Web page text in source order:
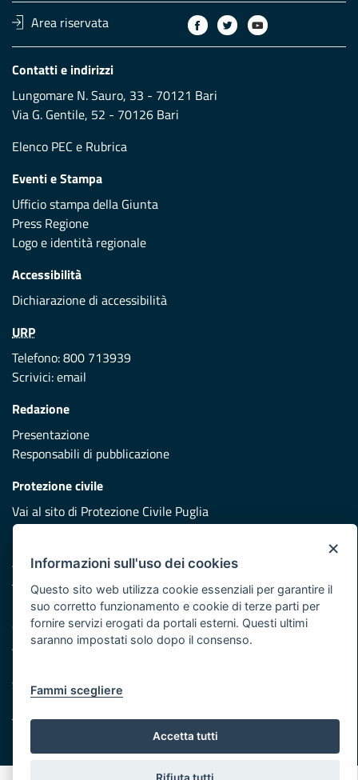
Area riservata
Contatti e indirizzi
Lungomare N. Sauro, 33 - 70121 Bari
Via G. Gentile, 52 - 70126 Bari
Elenco PEC e Rubrica
Eventi e Stampa
Ufficio stampa della Giunta
Press Regione
Logo e identità regionale
Accessibilità
Dichiarazione di accessibilità
URP
Telefono: 800 713939
Scrivici:email
Redazione
Presentazione
Responsabili di pubblicazione
Protezione civile
Vai al sito di Protezione Civile Puglia
Iniziativa finanziata con risorse del POR Puglia 2014/2020 -
Asse XI
Note legali
Cookie e privacy
Atti di notifica
Servizi Intranet
© Regione Puglia
×
Informazioni sull'uso dei cookies
Questo sito web utilizza cookie essenziali per garantire il
suo corretto funzionamento e cookie di terze parti per
fornire servizi erogati da portali esterni. Questi ultimi
saranno impostati solo dopo il consenso.
Fammi scegliere
Accetta tutti